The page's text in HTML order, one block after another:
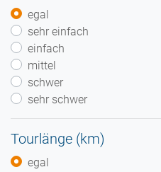
egal
sehr einfach
einfach
mittel
schwer
sehr schwer
Tourlänge (km)
egal